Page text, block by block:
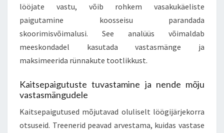
lööjate vastu, võib rohkem vasakukäeliste
paigutamine koosseisu parandada
skoorimisvõimalusi. See analüüs võimaldab
meeskondadel kasutada vastasmänge ja
maksimeerida rünnakute tootlikkust.
Kaitsepaigutuste tuvastamine ja nende mõju
vastasmängudele
Kaitsepaigutused mõjutavad oluliselt löögijärjekorra
otsuseid. Treenerid peavad arvestama, kuidas vastase